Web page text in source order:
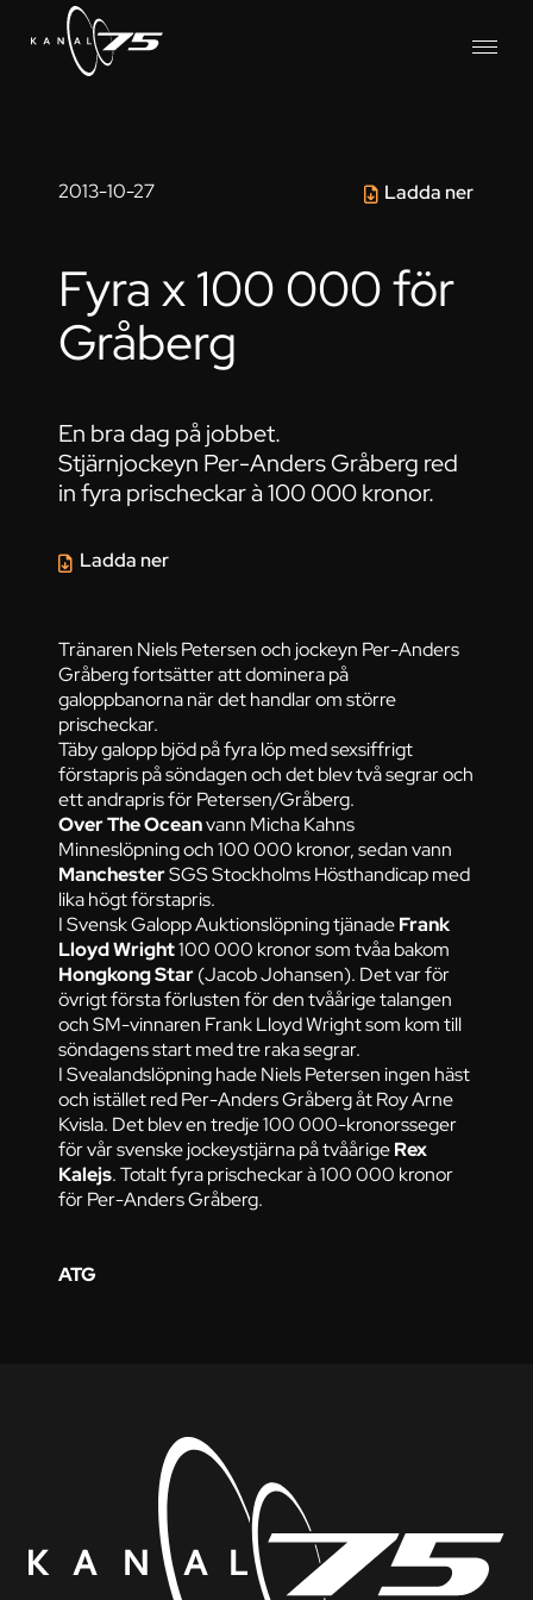
2013-10-27 Ladda ner
Fyra x 100 000 för
Gråberg
En bra dag på jobbet.
Stjärnjockeyn Per-Anders Gråberg red
in fyra prischeckar à 100 000 kronor.
Tränaren Niels Petersen och jockeyn Per-Anders
Gråberg fortsätter att dominera på
galoppbanorna när det handlar om större
prischeckar.
Täby galopp bjöd på fyra löp med sexsiffrigt
förstapris på söndagen och det blev två segrar och
ett andrapris för Petersen/Gråberg.
Over The Oceanvann Micha Kahns
Minneslöpning och 100 000 kronor, sedan vann
ManchesterSGS Stockholms Hösthandicap med
lika högt förstapris.
I Svensk Galopp Auktionslöpning tjänadeFrank
Lloyd Wright100 000 kronor som tvåa bakom
Hongkong Star(Jacob Johansen). Det var för
övrigt första förlusten för den tvåårige talangen
och SM-vinnaren Frank Lloyd Wright som kom till
söndagens start med tre raka segrar.
I Svealandslöpning hade Niels Petersen ingen häst
och istället red Per-Anders Gråberg åt Roy Arne
Kvisla. Det blev en tredje 100 000-kronorsseger
för vår svenske jockeystjärna på tvåårigeRex
Kalejs. Totalt fyra prischeckar à 100 000 kronor
för Per-Anders Gråberg.
Ladda ner
ATG